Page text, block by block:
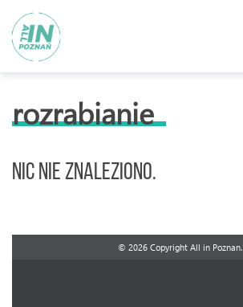
rozrabianie
Nic nie znaleziono.
© 2026 Copyright All in Poznan.